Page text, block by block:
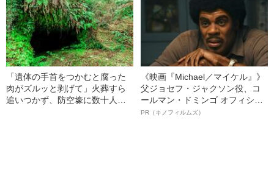
「遺体の手首をつかむと腐った
肉がズルッと剥げて」火葬すら
追いつかず、防空壕に数十人
《映画『Michael／マイケル』》
父ジョセフ・ジャクソン役、コ
ールマン・ドミンゴ オフィシャ
ルインタビュー“観客を魅了した
PR（キノフィルムズ）